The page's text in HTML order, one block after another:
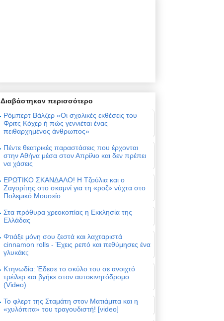
Διαβάστηκαν περισσότερο
Ρόμπερτ Βάλζερ «Οι σχολικές εκθέσεις του
Φριτς Κόχερ ή πώς γεννιέται ένας
πειθαρχημένος άνθρωπος»
Πέντε θεατρικές παραστάσεις που έρχονται
στην Αθήνα μέσα στον Απρίλιο και δεν πρέπει
να χάσεις
ΕΡΩΤΙΚΟ ΣΚΑΝΔΑΛΟ! Η Τζούλια και ο
Ζαγορίτης στο σκαμνί για τη «ροζ» νύχτα στο
Πολεμικό Μουσείο
Στα πρόθυρα χρεοκοπίας η Εκκλησία της
Ελλάδας
Φτιάξε μόνη σου ζεστά και λαχταριστά
cinnamon rolls - Έχεις ρεπό και πεθύμησες ένα
γλυκάκι;
Κτηνωδία: Έδεσε το σκύλο του σε ανοιχτό
τρέιλερ και βγήκε στον αυτοκινητόδρομο
(Video)
Το φλερτ της Σταμάτη στον Ματιάμπα και η
«χυλόπιτα» του τραγουδιστή! [video]